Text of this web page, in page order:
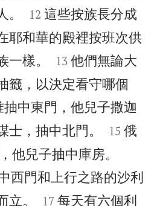


12 這些按族長分成
耶和華的殿裡按班次供
樣。


13 他們無論大
籤，以決定看守哪個
抽中東門，他兒子撒迦
，抽中北門。


15 俄
他兒子抽中庫房。
西門和上行之路的沙利
。


17 每天有六個利